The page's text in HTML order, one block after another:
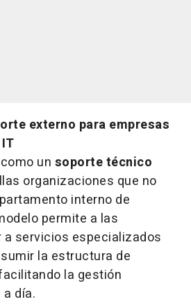
externo para empresas
un soporte técnico
organizaciones que no
interno de
permite a las
servicios especializados
la estructura de
la gestión
día.